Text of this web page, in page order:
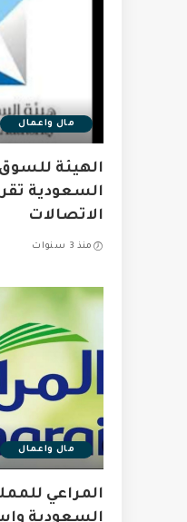
مال واعمال
الهيئة للسوق
السعودية
الاتصالات
منذ 3 سنوات
مال واعمال
المراعي
السعودية